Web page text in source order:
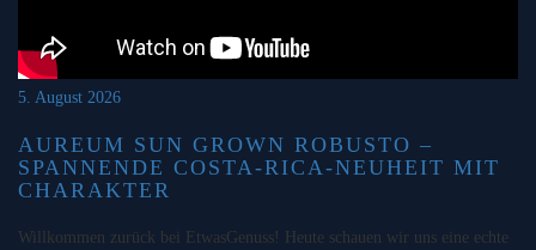
5. August 2026
AUREUM SUN GROWN ROBUSTO –
SPANNENDE COSTA-RICA-NEUHEIT MIT
CHARAKTER
Willkommen zurück bei EtwasGenuss! Heute schauen wir uns eine echte